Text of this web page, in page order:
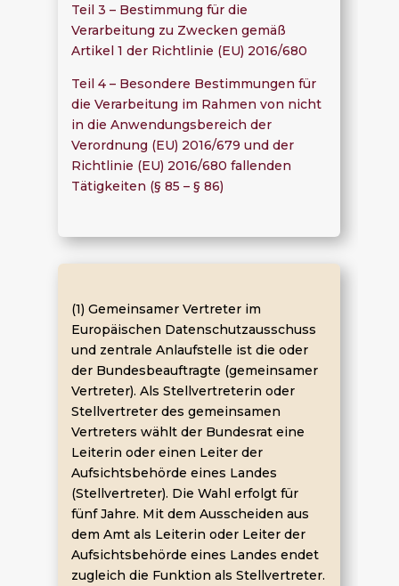
Teil 3 – Bestimmung für die
Verarbeitung zu Zwecken gemäß
Artikel 1 der Richtlinie (EU) 2016/680
Teil 4 – Besondere Bestimmungen für
die Verarbeitung im Rahmen von nicht
in die Anwendungsbereich der
Verordnung (EU) 2016/679 und der
Richtlinie (EU) 2016/680 fallenden
Tätigkeiten (§ 85 – § 86)
(1) Gemeinsamer Vertreter im
Europäischen Datenschutzausschuss
und zentrale Anlaufstelle ist die oder
der Bundesbeauftragte (gemeinsamer
Vertreter). Als Stellvertreterin oder
Stellvertreter des gemeinsamen
Vertreters wählt der Bundesrat eine
Leiterin oder einen Leiter der
Aufsichtsbehörde eines Landes
(Stellvertreter). Die Wahl erfolgt für
fünf Jahre. Mit dem Ausscheiden aus
dem Amt als Leiterin oder Leiter der
Aufsichtsbehörde eines Landes endet
zugleich die Funktion als Stellvertreter.